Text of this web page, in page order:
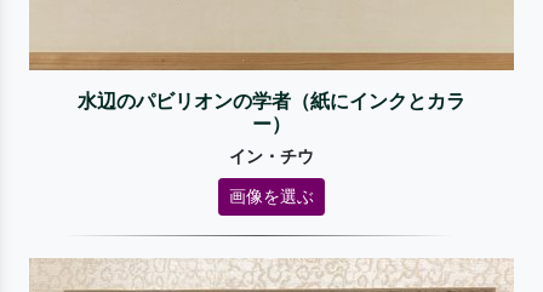
水辺のパビリオンの学者（紙にインクとカラ
ー）
イン・チウ
画像を選ぶ